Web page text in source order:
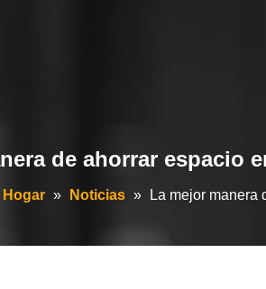
de ahorrar espacio
Hogar » Noticias » La mejor manera